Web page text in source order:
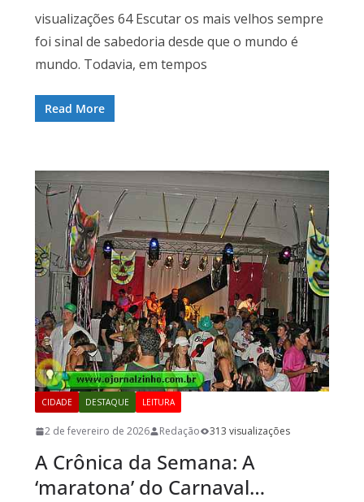
visualizações 64 Escutar os mais velhos sempre
foi sinal de sabedoria desde que o mundo é
mundo. Todavia, em tempos
Read More
CIDADE DESTAQUE LEITURA
2 de fevereiro de 2026 Redação 313 visualizações
A Crônica da Semana: A
‘maratona’ do Carnaval…